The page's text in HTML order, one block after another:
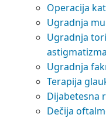
Operacija
Ugradnja
Ugradnja
astigmatizma
Ugradnja
Terapija
Dijabetesna
Dečija